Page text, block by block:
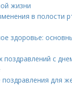
жизни
в полости
здоровье:
поздравлений с
поздравления для